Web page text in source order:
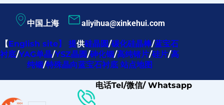
内
容
中国上海 aliyihua@xinkehui.com
【English site】提供硅晶圆/碳化硅晶棒/蓝宝石
衬底/YAG单晶/YSZ晶圆/砷化铟/高纯锗片/硅片/高
纯铟/特殊晶向蓝宝石衬底 站点地图
电话Tel/微信/ Whatsapp